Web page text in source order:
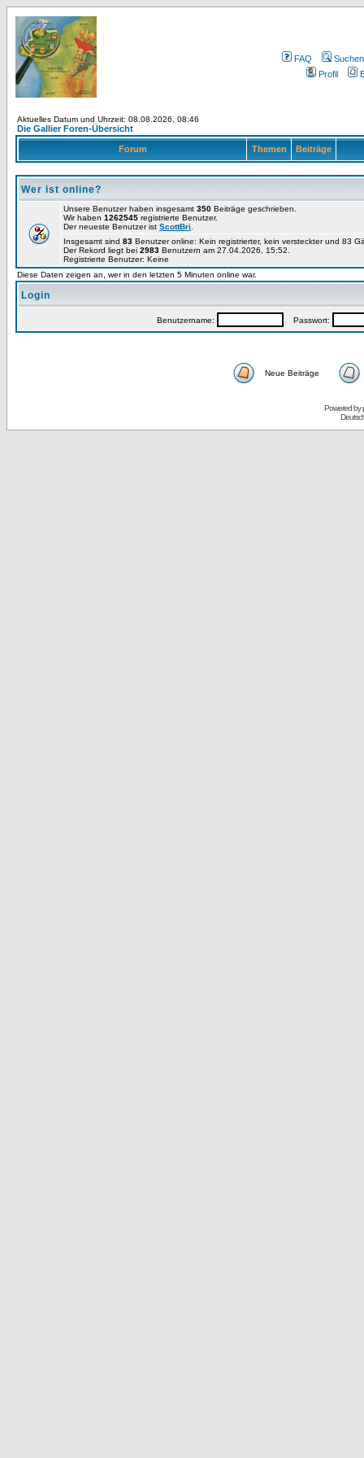
FAQ
Suchen
Profil
Aktuelles Datum und Uhrzeit: 08.08.2026, 08:46
Die Gallier Foren-Übersicht
Forum Themen Beiträge
Wer ist online?
Unsere Benutzer haben insgesamt 350 Beiträge geschrieben.
Wir haben 1262545 registrierte Benutzer.
Der neueste Benutzer ist ScottBri
Insgesamt sind 83 Benutzer online: Kein registrierter, kein versteckter und 83
Der Rekord liegt bei 2983 Benutzern am 27.04.2026, 15:52.
Registrierte Benutzer: Keine
Diese Daten zeigen an, wer in den letzten 5 Minuten online war.
Login
Benutzername: Passwort:
Neue Beiträge
Powered by